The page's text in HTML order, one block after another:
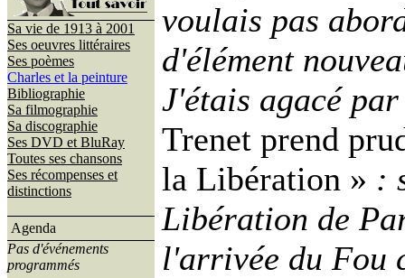
Sa vie de 1913 à 2001
Ses oeuvres littéraires
Ses poèmes
Charles et la peinture
Bibliographie
Sa filmographie
Sa discographie
Ses DVD et BluRay
Toutes ses chansons
Ses récompenses et
distinctions
Agenda
Pas d'événements
programmés
voulais pas
d'élément
J'étais agacé
Trenet prend
la Libération » :
Libération de
l'arrivée du Fou